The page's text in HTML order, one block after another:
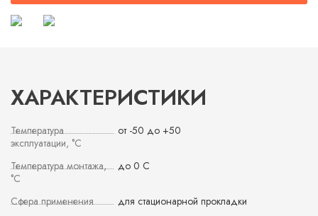
ХАРАКТЕРИСТИКИ
Температура
эксплуатации, °С
от -50 до +50
Температура монтажа,
°С
до 0 С
Сфера применения
для стационарной прокладки